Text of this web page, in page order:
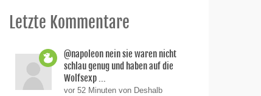
Letzte Kommentare
@napoleon nein sie waren nicht
schlau genug und haben auf die
Wolfsexp ...
vor 52 Minuten von Deshalb